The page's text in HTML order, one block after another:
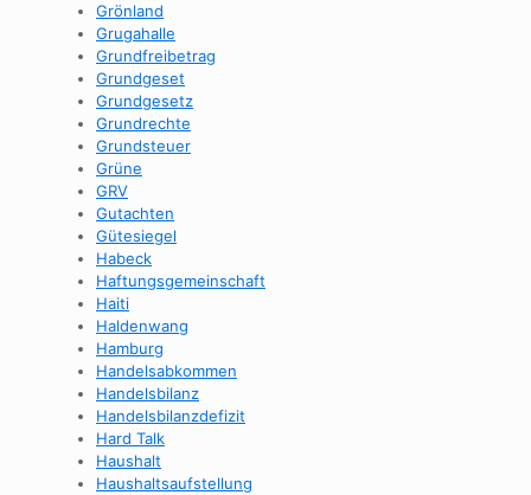
Grönland
Grugahalle
Grundfreibetrag
Grundgeset
Grundgesetz
Grundrechte
Grundsteuer
Grüne
GRV
Gutachten
Gütesiegel
Habeck
Haftungsgemeinschaft
Haiti
Haldenwang
Hamburg
Handelsabkommen
Handelsbilanz
Handelsbilanzdefizit
Hard Talk
Haushalt
Haushaltsaufstellung